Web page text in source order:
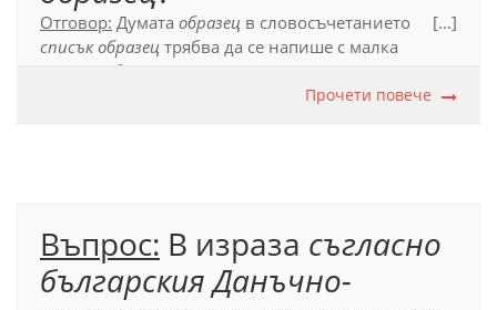
Отговор: Думата образец в словосъчетанието
списък образец трябва да се напише с малка
начална буква.
Думата не е собствено име и не е употребена като
[...]
Прочети повече
Въпрос: В израза съгласно
българския Данъчно-